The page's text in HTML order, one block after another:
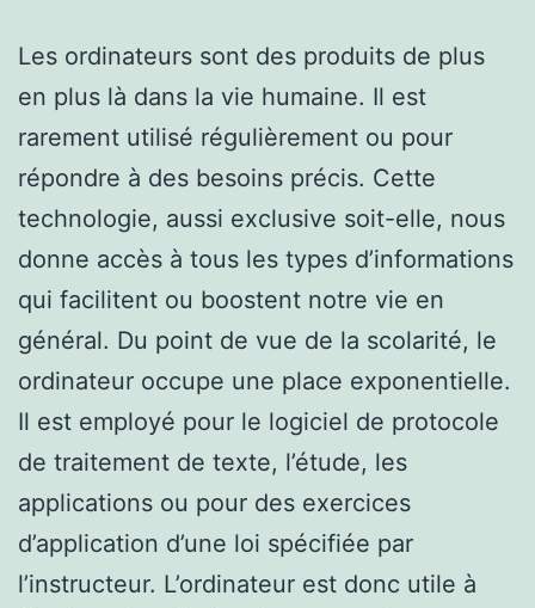
Les ordinateurs sont des produits de plus
en plus là dans la vie humaine. Il est
rarement utilisé régulièrement ou pour
répondre à des besoins précis. Cette
technologie, aussi exclusive soit-elle, nous
donne accès à tous les types d’informations
qui facilitent ou boostent notre vie en
général. Du point de vue de la scolarité, le
ordinateur occupe une place exponentielle.
Il est employé pour le logiciel de protocole
de traitement de texte, l’étude, les
applications ou pour des exercices
d’application d’une loi spécifiée par
l’instructeur. L’ordinateur est donc utile à